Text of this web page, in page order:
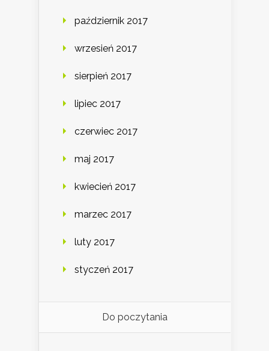
październik 2017
wrzesień 2017
sierpień 2017
lipiec 2017
czerwiec 2017
maj 2017
kwiecień 2017
marzec 2017
luty 2017
styczeń 2017
Do poczytania